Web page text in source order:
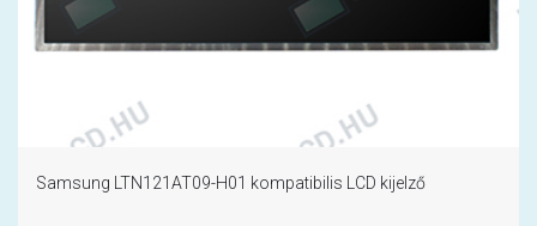
Samsung LTN121AT09-H01 kompatibilis LCD kijelző